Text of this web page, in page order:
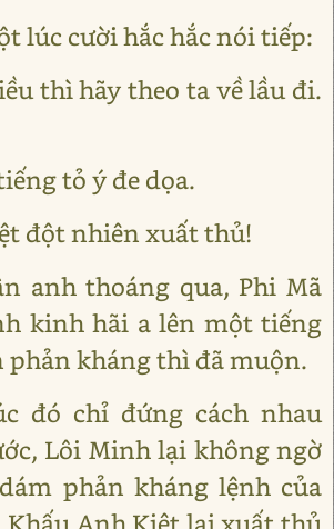
lúc cười hắc hắc nói tiếp:
thì hãy theo ta về lầu đi.
tỏ ý đe dọa.
đột nhiên xuất thủ!
anh thoáng qua, Phi Mã
kinh hãi a lên một tiếng
kháng thì đã muộn.
đó chỉ đứng cách nhau
Lôi Minh lại không ngờ
phản kháng lệnh của